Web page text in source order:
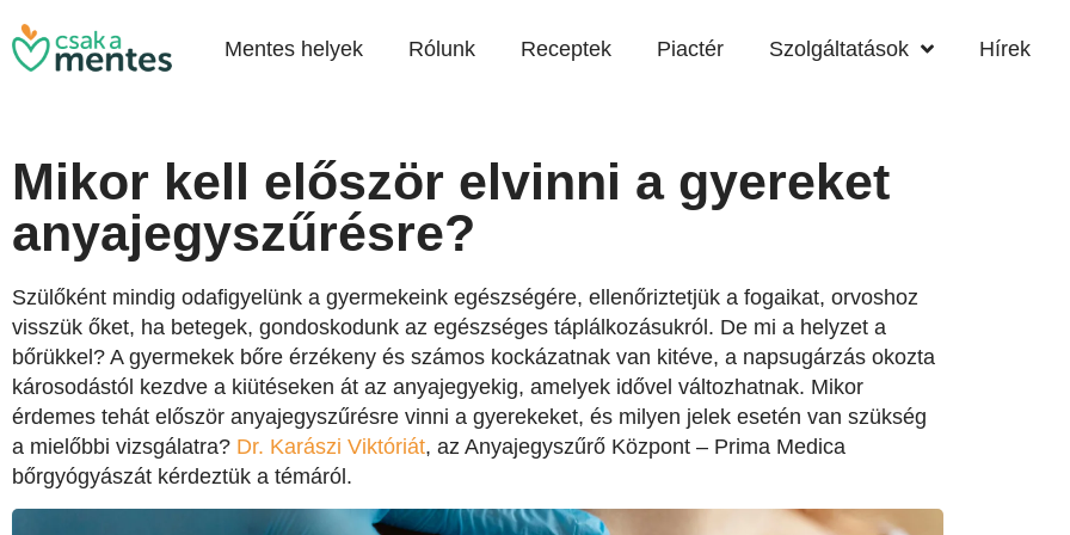
Mentes helyek Rólunk Receptek Piactér Szolgáltatások Hírek
Mikor kell először elvinni a gyereket
anyajegyszűrésre?
Szülőként mindig odafigyelünk a gyermekeink egészségére, ellenőriztetjük a fogaikat, orvoshoz
visszük őket, ha betegek, gondoskodunk az egészséges táplálkozásukról. De mi a helyzet a
bőrükkel? A gyermekek bőre érzékeny és számos kockázatnak van kitéve, a napsugárzás okozta
károsodástól kezdve a kiütéseken át az anyajegyekig, amelyek idővel változhatnak. Mikor
érdemes tehát először anyajegyszűrésre vinni a gyerekeket, és milyen jelek esetén van szükség
a mielőbbi vizsgálatra? Dr. Karászi Viktóriát, az Anyajegyszűrő Központ – Prima Medica
bőrgyógyászát kérdeztük a témáról.